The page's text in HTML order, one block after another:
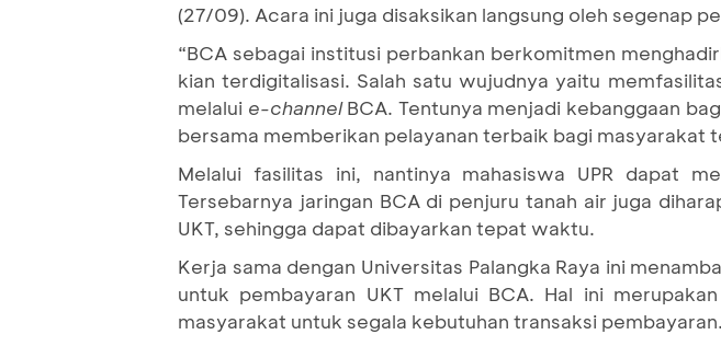
(27/09). Acara ini juga disaksikan langsung oleh segenap
“BCA sebagai institusi perbankan berkomitmen
kian terdigitalisasi. Salah satu wujudnya yaitu
melalui e-channelBCA. Tentunya menjadi kebanggaan
bersama memberikan pelayanan terbaik bagi masyarakat
Melalui fasilitas ini, nantinya mahasiswa UPR dapat
Tersebarnya jaringan BCA di penjuru tanah air juga
UKT, sehingga dapat dibayarkan tepat waktu.
Kerja sama dengan Universitas Palangka Raya ini
untuk pembayaran UKT melalui BCA. Hal ini
masyarakat untuk segala kebutuhan transaksi pembayaran.